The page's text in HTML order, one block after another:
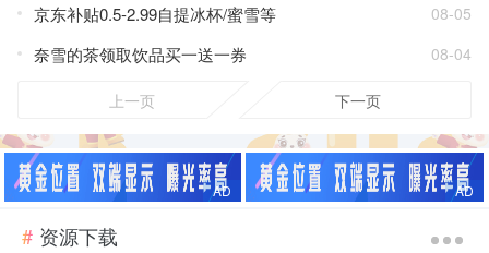
京东补贴0.5-2.99自提冰杯/蜜雪等 08-05
奈雪的茶领取饮品买一送一券 08-04
上一页 下一页
资源下载